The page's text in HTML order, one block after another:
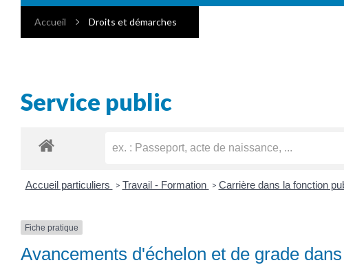
Accueil Droits et démarches
Service public
Accueil particuliers > Travail - Formation > Carrière dans la fonction
Fiche pratique
Avancements d'échelon et de grade